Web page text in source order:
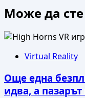
Може да
Virtual Reality
Още една
идва, а